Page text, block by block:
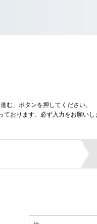
む」ボタンを押してください。
おります。必ず入力をお願いし